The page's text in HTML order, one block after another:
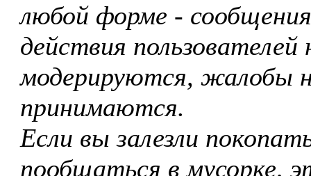
любой форме -
действия пользователей
модерируются, жалобы
принимаются.
Если вы залезли
пообщаться в мусорке,